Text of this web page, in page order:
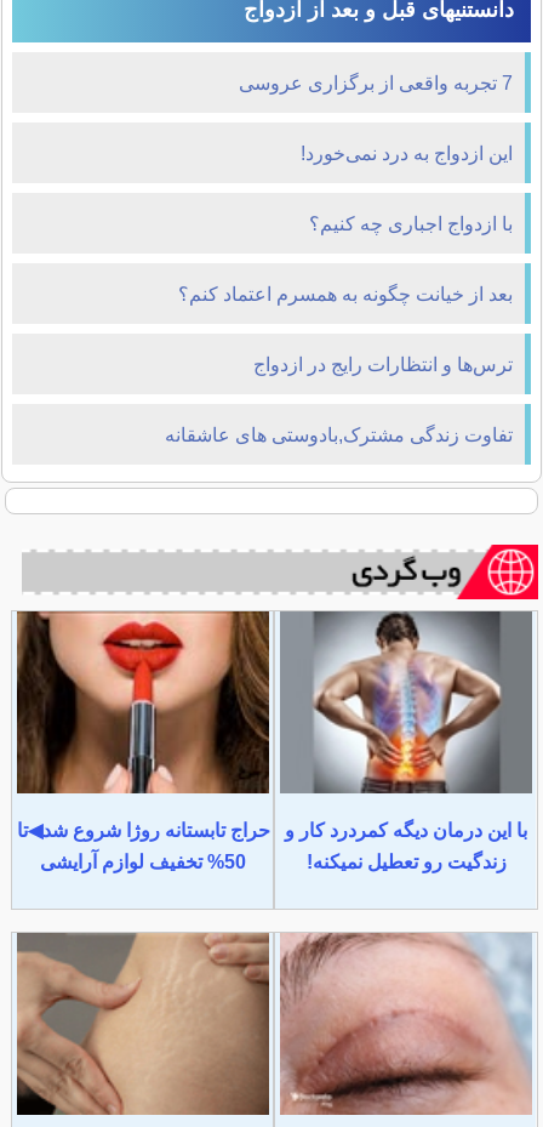
دانستنیهای قبل و بعد از ازدواج
7 تجربه واقعی از برگزاری عروسی
این ازدواج به درد نمی‌خورد!
با ازدواج اجباری چه کنیم؟
بعد از خیانت چگونه به همسرم اعتماد کنم؟
ترس‌ها و انتظارات رایج در ازدواج
تفاوت زندگی مشترک,بادوستی های عاشقانه
با این درمان دیگه کمردرد کار و
زندگیت رو تعطیل نمیکنه!
حراج تابستانه روژا شروع شد◀تا
50% تخفیف لوازم آرایشی